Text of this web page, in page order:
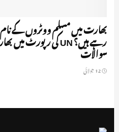
بھارت میں مسلم ووٹروں کے
سوالات